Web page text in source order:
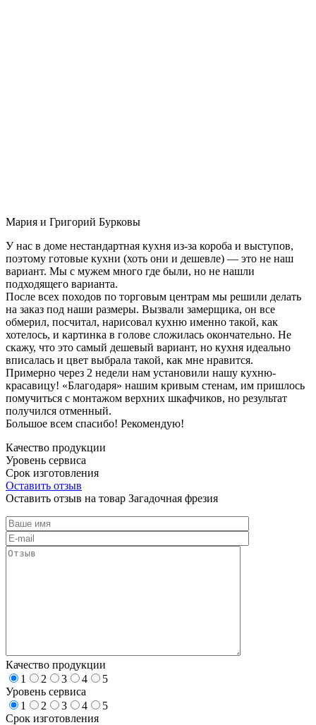
Мария и Григорий Бурковы
У нас в доме нестандартная кухня из-за короба и выступов,
поэтому готовые кухни (хоть они и дешевле) — это не наш
вариант. Мы с мужем много где были, но не нашли
подходящего варианта.
После всех походов по торговым центрам мы решили делать
на заказ под наши размеры. Вызвали замерщика, он все
обмерил, посчитал, нарисовал кухню именно такой, как
хотелось, и картинка в голове сложилась окончательно. Не
скажу, что это самый дешевый вариант, но кухня идеально
вписалась и цвет выбрала такой, как мне нравится.
Примерно через 2 недели нам установили нашу кухню-
красавицу! «Благодаря» нашим кривым стенам, им пришлось
помучиться с монтажом верхних шкафчиков, но результат
получился отменный.
Большое всем спасибо! Рекомендую!
Качество продукции
Уровень сервиса
Срок изготовления
Оставить отзыв
Оставить отзыв на товар Загадочная фрезия
Качество продукции
1
2 3 4
5
Уровень сервиса
1
2 3 4
5
Срок изготовления